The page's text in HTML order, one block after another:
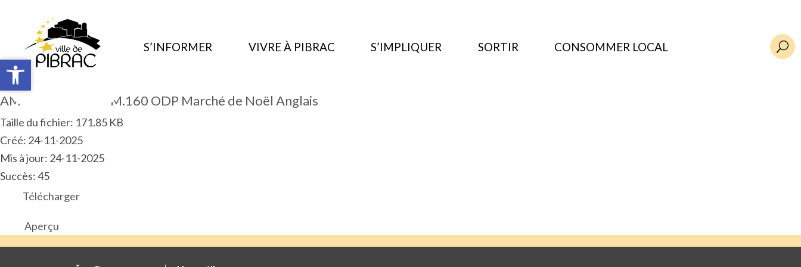
Ouvrir la barre d’outils
S’INFORMER VIVRE À PIBRAC S’IMPLIQUER SORTIR CONSOMMER LOCAL U
AM 2025.10.ART.PM.160 ODP Marché de Noël Anglais
Taille du fichier: 171.85 KB
Créé: 24-11-2025
Mis à jour: 24-11-2025
Succès: 45
Télécharger
Aperçu
Ouvrir la barre d’outils